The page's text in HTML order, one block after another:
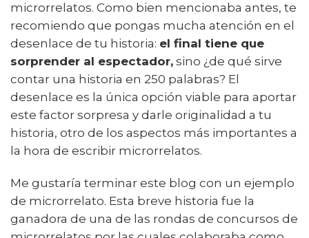
microrrelatos. Como bien mencionaba antes, te
recomiendo que pongas mucha atención en el
desenlace de tu historia: el final tiene que
sorprender al espectador, sino ¿de qué sirve
contar una historia en 250 palabras? El
desenlace es la única opción viable para aportar
este factor sorpresa y darle originalidad a tu
historia, otro de los aspectos más importantes a
la hora de escribir microrrelatos.
Me gustaría terminar este blog con un ejemplo
de microrrelato. Esta breve historia fue la
ganadora de una de las rondas de concursos de